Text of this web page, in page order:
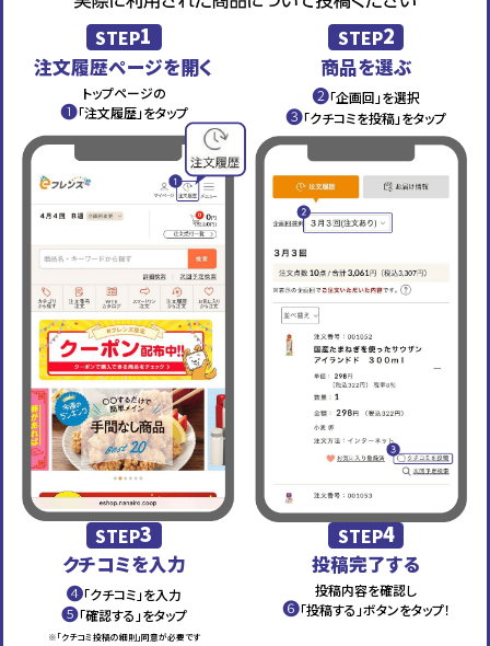
STEP1
注文履歴ページを開く
トップページの
❶「注文履歴」をタップ
STEP2
商品を選ぶ
❷「企画回」を選択
❸「クチコミを投稿」をタップ
STEP3
クチコミを入力
❹「クチコミ」を入力
❺「確認する」をタップ
※「クチコミ投稿の細則」同意が必要です
STEP4
投稿完了する
投稿内容を確認し
❻「投稿する」ボタンをタップ！